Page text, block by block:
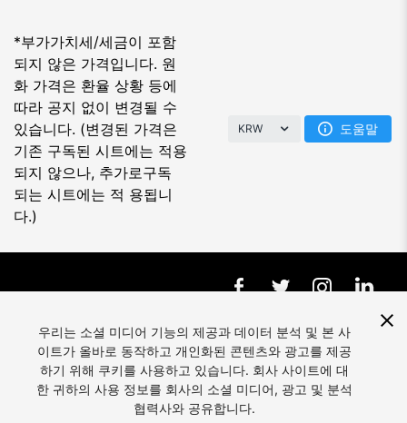
*부가가치세/세금이 포함
되지 않은 가격입니다. 원
화 가격은 환율 상황 등에
따라 공지 없이 변경될 수
있습니다. (변경된 가격은
기존 구독된 시트에는 적용
되지 않으나, 추가로구독
되는 시트에는 적 용됩니
다.)
KRW 도움말
언어:한국어
우리는 소셜 미디어 기능의 제공과 데이터 분석 및 본 사
이트가 올바로 동작하고 개인화된 콘텐츠와 광고를 제공
하기 위해 쿠키를 사용하고 있습니다. 회사 사이트에 대
한 귀하의 사용 정보를 회사의 소셜 미디어, 광고 및 분석
협력사와 공유합니다.